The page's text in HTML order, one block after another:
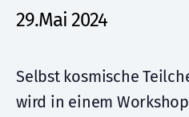
29.Mai 2024
Selbst kosmische
wird in einem